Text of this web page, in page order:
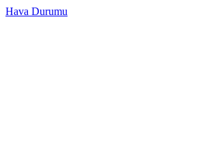
Hava Durumu